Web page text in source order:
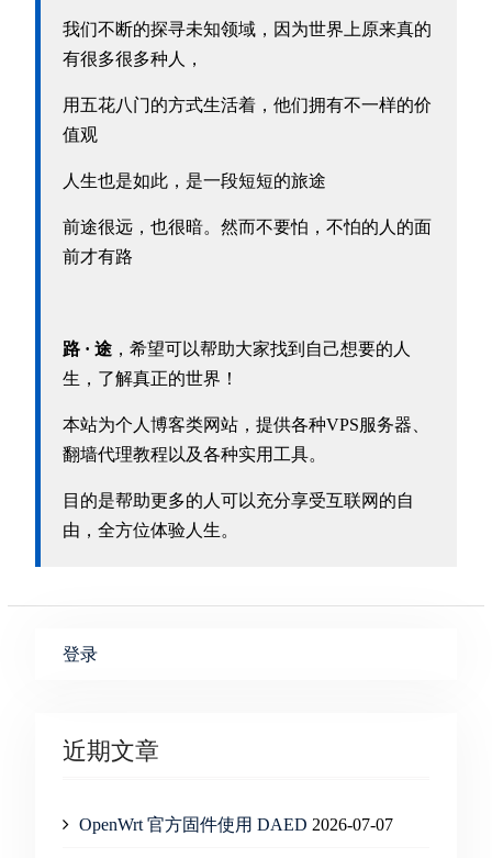
我们不断的探寻未知领域，因为世界上原来真的
有很多很多种人，
用五花八门的方式生活着，他们拥有不一样的价
值观
人生也是如此，是一段短短的旅途
前途很远，也很暗。然而不要怕，不怕的人的面
前才有路
路 · 途，希望可以帮助大家找到自己想要的人
生，了解真正的世界！
本站为个人博客类网站，提供各种VPS服务器、
翻墙代理教程以及各种实用工具。
目的是帮助更多的人可以充分享受互联网的自
由，全方位体验人生。
登录
近期文章
OpenWrt 官方固件使用 DAED 2026-07-07